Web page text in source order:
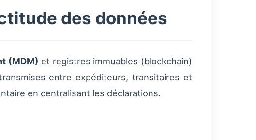
des données
(MDM) et registres immuables (blockchain)
entre expéditeurs, transitaires et
en centralisant les déclarations.